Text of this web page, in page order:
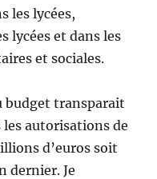
les lycées,
lycées et dans les
et sociales.
budget transparait
autorisations de
d’euros soit
dernier. Je